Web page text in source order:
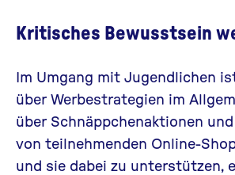
Kritisches Bewusstsein
Im Umgang mit Jugendlichen
über Werbestrategien im
über Schnäppchenaktionen
von teilnehmenden Online-
und sie dabei zu unterstützen,